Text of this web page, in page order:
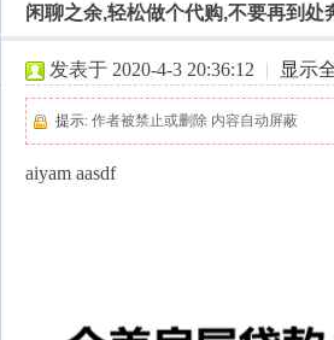
›
闲聊之余,轻松做个代购,不要再到处
发表于 2020-4-3 20:36:12 | 显示
提示: 作者被禁止或删除 内容自动屏蔽
aiyam aasdf